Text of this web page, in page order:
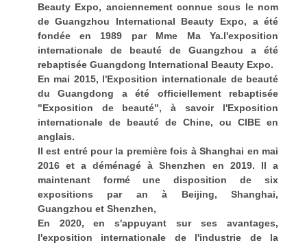
Beauty Expo, anciennement connue sous le nom
de Guangzhou International Beauty Expo, a été
fondée en 1989 par Mme Ma Ya.l'exposition
internationale de beauté de Guangzhou a été
rebaptisée Guangdong International Beauty Expo.
En mai 2015, l'Exposition internationale de beauté
du Guangdong a été officiellement rebaptisée
"Exposition de beauté", à savoir l'Exposition
internationale de beauté de Chine, ou CIBE en
anglais.
Il est entré pour la première fois à Shanghai en mai
2016 et a déménagé à Shenzhen en 2019. Il a
maintenant formé une disposition de six
expositions par an à Beijing, Shanghai,
Guangzhou et Shenzhen,
En 2020, en s'appuyant sur ses avantages,
l'exposition internationale de l'industrie de la